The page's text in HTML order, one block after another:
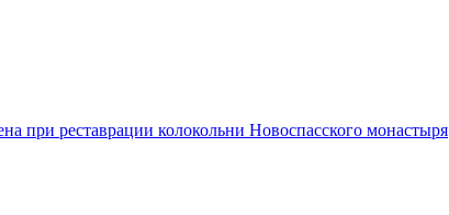
при реставрации колокольни Новоспасского монастыря